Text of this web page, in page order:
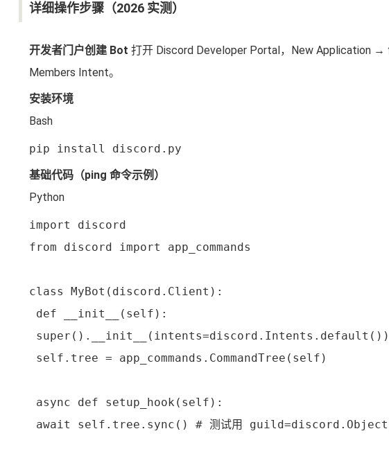
详细操作步骤（2026 实测）
开发者门户创建 Bot 打开 Discord Developer Portal，New Application
Members Intent。
安装环境
Bash
pip install discord.py
基础代码（ping 命令示例）
Python
import discord
from discord import app_commands
class MyBot(discord.Client):
def __init__(self):
super().__init__(intents=discord.Intents.default())
self.tree = app_commands.CommandTree(self)
async def setup_hook(self):
await self.tree.sync() # 测试用